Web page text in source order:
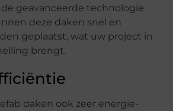
geavanceerde technologie
deze daken snel en
geplaatst, wat uw project in
brengt.
daken ook zeer energie-